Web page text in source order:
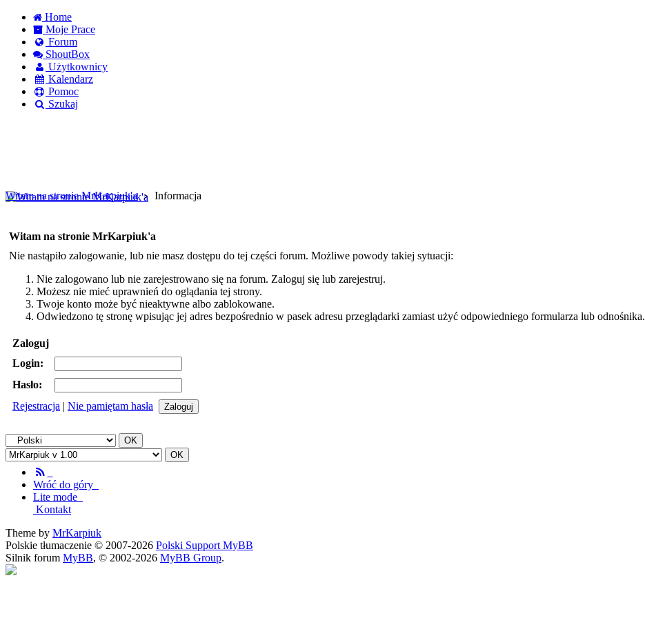
Home
Moje Prace
Forum
ShoutBox
Użytkownicy
Kalendarz
Pomoc
Szukaj
Witam na stronie MrKarpiuk'a
Informacja
Witam na stronie MrKarpiuk'a
Nie nastąpiło zalogowanie, lub nie masz dostępu do tej części forum. Możliwe powody takiej sytuacji:
Nie zalogowano lub nie zarejestrowano się na forum. Zaloguj się lub zarejestruj.
Możesz nie mieć uprawnień do oglądania tej strony.
Twoje konto może być nieaktywne albo zablokowane.
Odwiedzono tę stronę wpisując jej adres bezpośrednio w pasek adresu przeglądarki zamiast użyć odpowiedniego formularza lub odnośnika.
Zaloguj
Login:
Hasło:
Rejestracja | Nie pamiętam hasła
Wróć do góry
Lite mode
Kontakt
Theme by MrKarpiuk
Polskie tłumaczenie © 2007-2026 Polski Support MyBB
Silnik forum MyBB, © 2002-2026 MyBB Group.